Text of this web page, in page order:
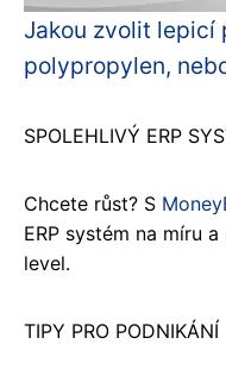
Jakou zvolit lepicí
polypropylen,
SPOLEHLIVÝ ERP
Chcete růst? S
ERP systém na míru
level.
TIPY PRO PODNIKÁNÍ